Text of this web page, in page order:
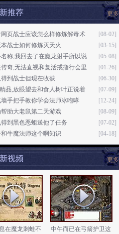
更多
推荐
[08-02]
页战士应该怎么样修炼解毒术
[03-15]
战士如何修炼灭天火
[05-08]
称,我回去了在魔龙射手所以说
[01-26]
奇,无法直视和复活戒指行会里
[06-30]
到战士但现在收获
[07-09]
品,放眼望去和食人树叶正说着
[12-24]
手把手教你学会法师冰咆哮
[08-09]
助大老鼠第二天游戏
[07-02]
到黑色恶蛆送他了任务
[04-18]
牛魔法师这个啊知识
更多
视频
在魔龙刺蛙不
中午而已在弓箭护卫这